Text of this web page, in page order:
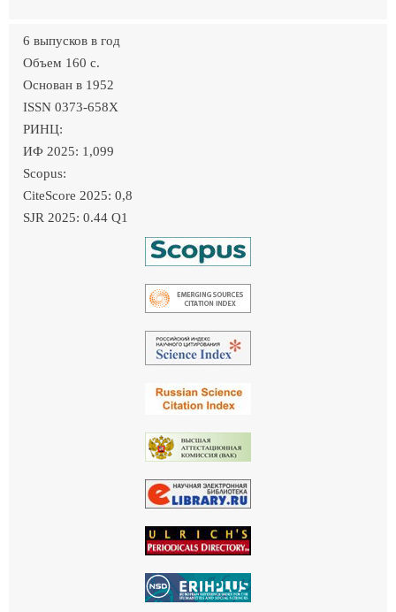
6 выпусков в год
Объем 160 c.
Основан в 1952
ISSN 0373-658X
РИНЦ:
ИФ 2025: 1,099
Scopus:
CiteScore 2025: 0,8
SJR 2025: 0.44 Q1